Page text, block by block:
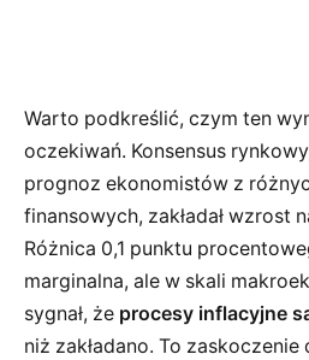
Warto podkreślić, czym ten
oczekiwań. Konsensus
prognoz ekonomistów z
finansowych, zakładał wzrost
Różnica 0,1 punktu
marginalna, ale w skali
sygnał, że procesy inflacyjne
niż zakładano. To